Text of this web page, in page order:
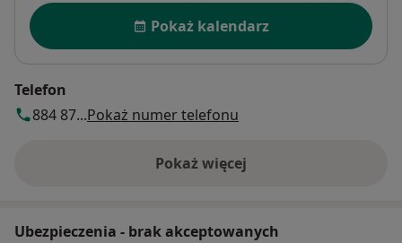
Dostępność
Pokaż kalendarz
Telefon
884 87...Pokaż numer telefonu
Pokaż więcej
o adresie
Ubezpieczenia - brak akceptowanych